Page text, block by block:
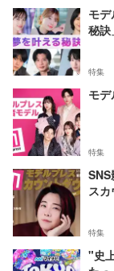
モ
秘訣
特集
モ
特集
スカ
特集
"史